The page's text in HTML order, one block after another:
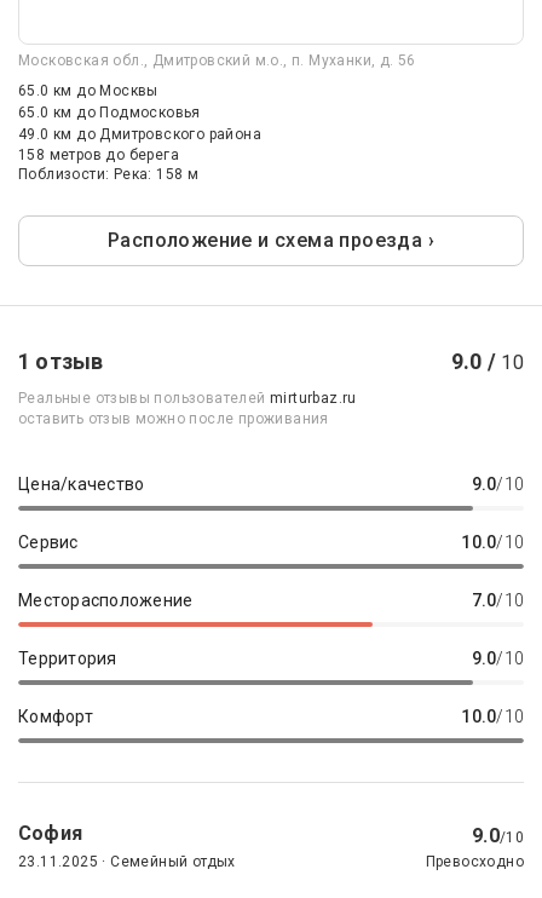
Московская обл., Дмитровский м.о., п. Муханки, д. 56
65.0 кмдо Москвы
65.0 кмдо Подмосковья
49.0 кмдо Дмитровского района
158 метров до берега
Поблизости: Река: 158 м
Расположение и схема проезда ›
1 отзыв 9.0 / 10
Реальные отзывы пользователейmirturbaz.ru
оставить отзыв можно после проживания
Цена/качество 9.0/10
Сервис 10.0/10
Месторасположение 7.0/10
Территория 9.0/10
Комфорт 10.0/10
София 9.0/10
23.11.2025 · Семейный отдых
Превосходно